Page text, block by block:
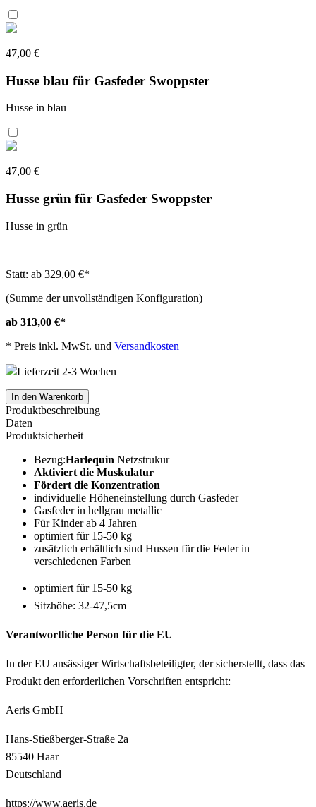
47,00 €
Husse blau für Gasfeder Swoppster
Husse in blau
47,00 €
Husse grün für Gasfeder Swoppster
Husse in grün
Statt: ab 329,00 €*
(Summe der unvollständigen Konfiguration)
ab 313,00 €*
* Preis inkl. MwSt. und Versandkosten
Lieferzeit 2-3 Wochen
In den Warenkorb
Produktbeschreibung
Daten
Produktsicherheit
Bezug:Harlequin Netzstrukur
Aktiviert die Muskulatur
Fördert die Konzentration
individuelle Höheneinstellung durch Gasfeder
Gasfeder in hellgrau metallic
Für Kinder ab 4 Jahren
optimiert für 15-50 kg
zusätzlich erhältlich sind Hussen für die Feder in
verschiedenen Farben
optimiert für 15-50 kg
Sitzhöhe: 32-47,5cm
Verantwortliche Person für die EU
In der EU ansässiger Wirtschaftsbeteiligter, der sicherstellt, dass das
Produkt den erforderlichen Vorschriften entspricht:
Aeris GmbH
Hans-Stießberger-Straße 2a
85540 Haar
Deutschland
https://www.aeris.de